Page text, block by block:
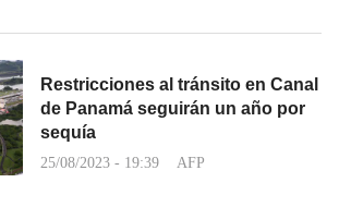
Restricciones al tránsito en Canal
de Panamá seguirán un año por
sequía
25/08/2023 - 19:39 AFP